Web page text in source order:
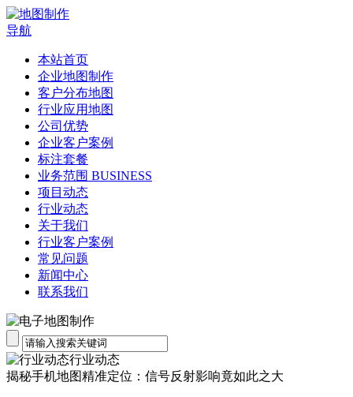
导航
本站首页
企业地图制作
客户分布地图
行业应用地图
公司优势
企业客户案例
标注套餐
业务范围 BUSINESS
项目动态
行业动态
关于我们
行业客户案例
常见问题
新闻中心
联系我们
行业动态
揭秘手机地图精准定位：信号反射影响竟如此之大